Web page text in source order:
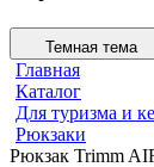
Темная тема
Главная
Каталог
Для туризма и
Рюкзаки
Рюкзак Trimm